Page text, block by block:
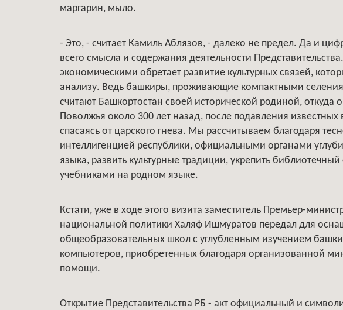
маргарин, мыло.
- Это, - считает Камиль Аблязов, - далеко не предел. Да и
всего смысла и содержания деятельности
экономическими обретает развитие культурных связей,
анализу. Ведь башкиры, проживающие компактными
считают Башкортостан своей исторической родиной, откуда
Поволжья около 300 лет назад, после подавления известных
спасаясь от царского гнева. Мы рассчитываем благодаря
интеллигенцией республики, официальными органами
языка, развить культурные традиции, укрепить
учебниками на родном языке.
Кстати, уже в ходе этого визита заместитель Премьер-
национальной политики Халяф Ишмуратов передал для
общеобразовательных школ с углубленным изучением
компьютеров, приобретенных благодаря организованной
помощи.
Открытие Представительства РБ - акт официальный и